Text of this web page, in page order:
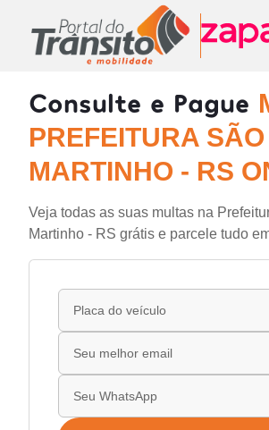
Consulte e Pague
PREFEITURA SÃO
MARTINHO - RS
Veja todas as suas multas na
Martinho - RS grátis e parcele tudo